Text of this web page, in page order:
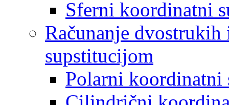
Sferni koordinatni
Računanje
supstitucijom
Polarni koordinatni